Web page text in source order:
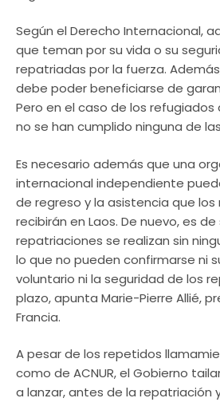
Según el Derecho Internacional,
que teman por su vida o su
repatriadas por la fuerza.
debe poder beneficiarse de
Pero en el caso de los refugiados
no se han cumplido ninguna de
Es necesario además que una
internacional independiente
de regreso y la asistencia que
recibirán en Laos. De nuevo, es
repatriaciones se realizan sin
lo que no pueden confirmarse ni
voluntario ni la seguridad de los
plazo, apunta Marie-Pierre Allié,
Francia.
A pesar de los repetidos
como de ACNUR, el Gobierno
a lanzar, antes de la repatriación